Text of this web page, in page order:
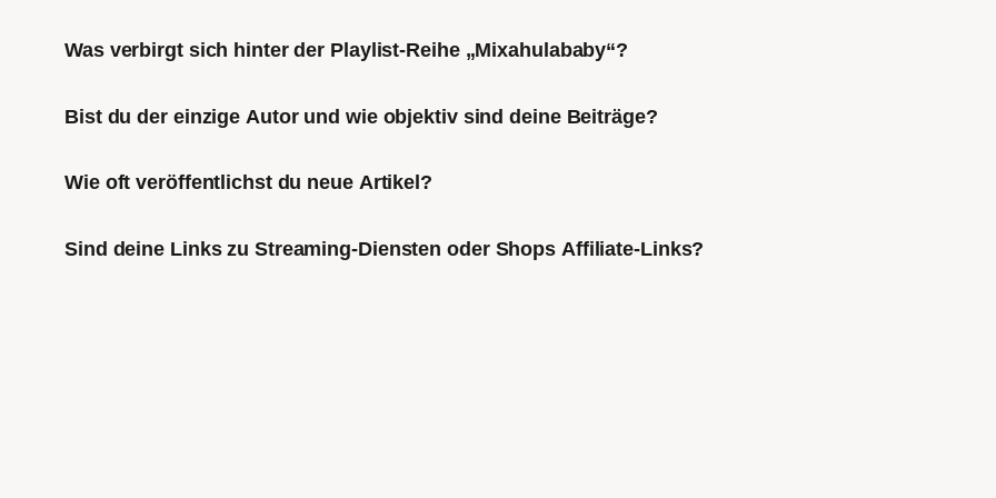
Was verbirgt sich hinter der Playlist-Reihe „Mixahulababy“?
Bist du der einzige Autor und wie objektiv sind deine Beiträge?
Wie oft veröffentlichst du neue Artikel?
Sind deine Links zu Streaming-Diensten oder Shops Affiliate-Links?